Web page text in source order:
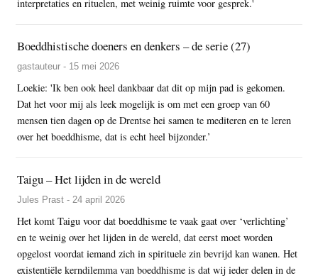
interpretaties en rituelen, met weinig ruimte voor gesprek.'
Boeddhistische doeners en denkers – de serie (27)
gastauteur - 15 mei 2026
Loekie: 'Ik ben ook heel dankbaar dat dit op mijn pad is gekomen.
Dat het voor mij als leek mogelijk is om met een groep van 60
mensen tien dagen op de Drentse hei samen te mediteren en te leren
over het boeddhisme, dat is echt heel bijzonder.’
Taigu – Het lijden in de wereld
Jules Prast - 24 april 2026
Het komt Taigu voor dat boeddhisme te vaak gaat over ‘verlichting’
en te weinig over het lijden in de wereld, dat eerst moet worden
opgelost voordat iemand zich in spirituele zin bevrijd kan wanen. Het
existentiële kerndilemma van boeddhisme is dat wij ieder delen in de